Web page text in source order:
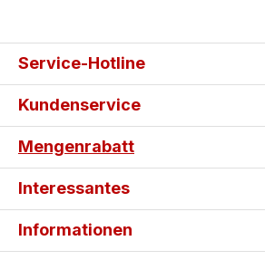
Service-Hotline
Kundenservice
Mengenrabatt
Interessantes
Informationen